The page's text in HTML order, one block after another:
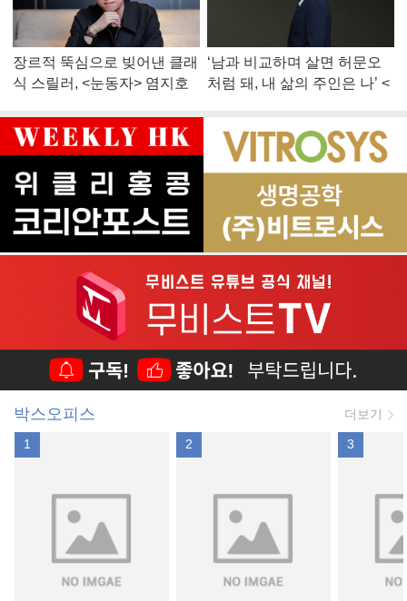
장르적 뚝심으로 빚어낸 클래
식 스릴러, <눈동자> 염지호
‘남과 비교하며 살면 허문오
처럼 돼, 내 삶의 주인은 나’ <
박스오피스 더보기
1 2 3